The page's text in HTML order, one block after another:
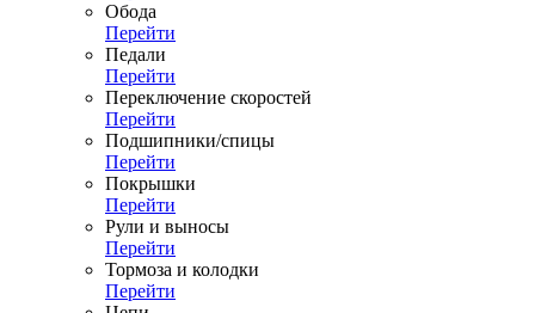
Обода
Перейти
Педали
Перейти
Переключение скоростей
Перейти
Подшипники/спицы
Перейти
Покрышки
Перейти
Рули и выносы
Перейти
Тормоза и колодки
Перейти